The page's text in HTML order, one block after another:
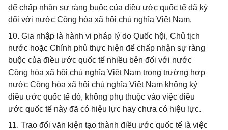
để chấp nhận sự ràng buộc của điều ước quốc tế đã ký
đối với nước Cộng hòa xã hội chủ nghĩa Việt Nam.
10. Gia nhập là hành vi pháp lý do Quốc hội, Chủ tịch
nước hoặc Chính phủ thực hiện để chấp nhận sự ràng
buộc của điều ước quốc tế nhiều bên đối với nước
Cộng hòa xã hội chủ nghĩa Việt Nam trong trường hợp
nước Cộng hòa xã hội chủ nghĩa Việt Nam không ký
điều ước quốc tế đó, không phụ thuộc vào việc điều
ước quốc tế này đã có hiệu lực hay chưa có hiệu lực.
11. Trao đổi văn kiện tạo thành điều ước quốc tế là việc